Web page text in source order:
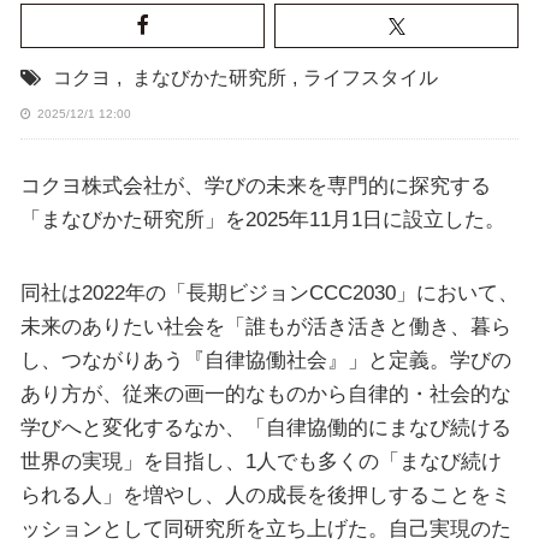
コクヨ , まなびかた研究所 , ライフスタイル
2025/12/1 12:00
コクヨ株式会社が、学びの未来を専門的に探究する
「まなびかた研究所」を2025年11月1日に設立した。
同社は2022年の「長期ビジョンCCC2030」において、
未来のありたい社会を「誰もが活き活きと働き、暮ら
し、つながりあう『自律協働社会』」と定義。学びの
あり方が、従来の画一的なものから自律的・社会的な
学びへと変化するなか、「自律協働的にまなび続ける
世界の実現」を目指し、1人でも多くの「まなび続け
られる人」を増やし、人の成長を後押しすることをミ
ッションとして同研究所を立ち上げた。自己実現のた